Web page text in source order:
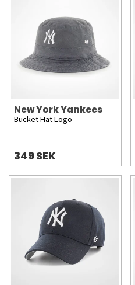
New York Yankees
Bucket Hat Logo
349 SEK